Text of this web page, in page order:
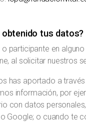
tus datos?
o participante en
al solicitar nuestros
has aportado a
información, por
con datos
Google; o cuando te